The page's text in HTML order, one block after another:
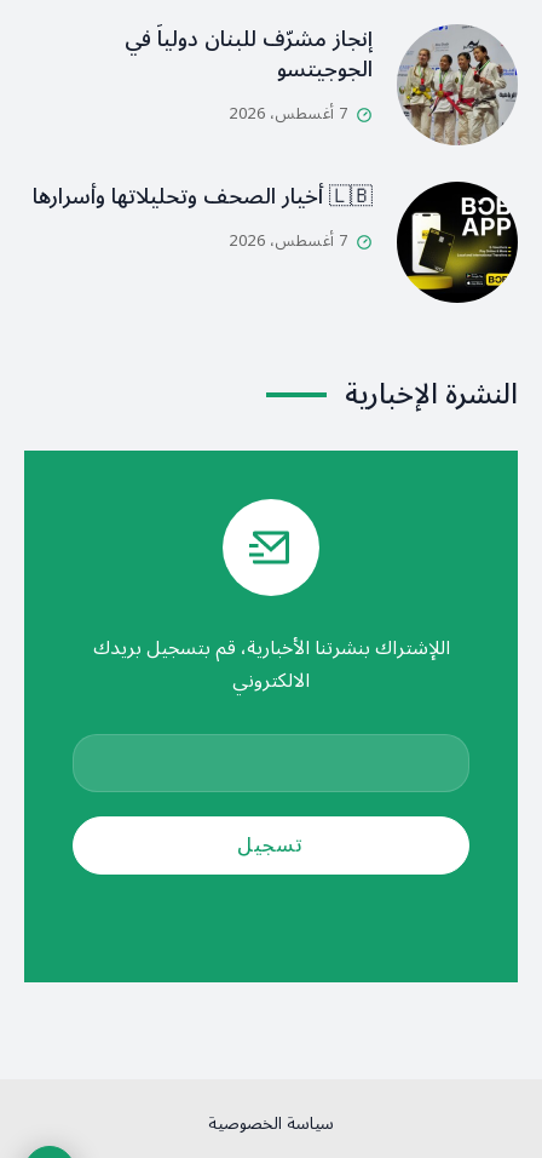
إنجاز مشرّف للبنان دولياً في
الجوجيتسو
7 أغسطس، 2026
🇱🇧 أخيار الصحف وتحليلاتها وأسرارها
7 أغسطس، 2026
النشرة الإخبارية
اللإشتراك بنشرتنا الأخبارية، قم بتسجيل بريدك
الالكتروني
سياسة الخصوصية